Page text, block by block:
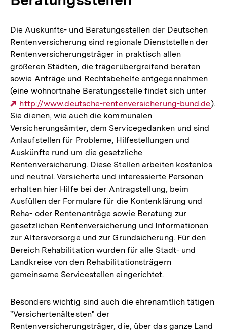
Die Auskunfts- und Beratungsstellen der Deutschen
Rentenversicherung sind regionale Dienststellen der
Rentenversicherungsträger in praktisch allen
größeren Städten, die trägerübergreifend beraten
sowie Anträge und Rechtsbehelfe entgegennehmen
(eine wohnortnahe Beratungsstelle findet sich unter
Externer
Link:
http://www.deutsche-rentenversicherung-bund.de).
Sie dienen, wie auch die kommunalen
Versicherungsämter, dem Servicegedanken und sind
Anlaufstellen für Probleme, Hilfestellungen und
Auskünfte rund um die gesetzliche
Rentenversicherung. Diese Stellen arbeiten kostenlos
und neutral. Versicherte und interessierte Personen
erhalten hier Hilfe bei der Antragstellung, beim
Ausfüllen der Formulare für die Kontenklärung und
Reha- oder Rentenanträge sowie Beratung zur
gesetzlichen Rentenversicherung und Informationen
zur Altersvorsorge und zur Grundsicherung. Für den
Bereich Rehabilitation wurden für alle Stadt- und
Landkreise von den Rehabilitationsträgern
gemeinsame Servicestellen eingerichtet.
Besonders wichtig sind auch die ehrenamtlich tätigen
"Versichertenältesten" der
Rentenversicherungsträger, die, über das ganze Land